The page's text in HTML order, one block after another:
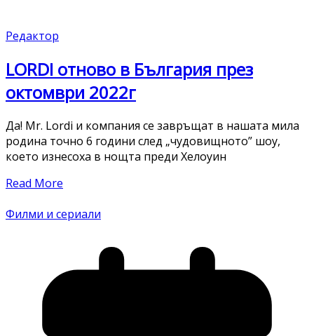
Редактор
LORDI отново в България през
октомври 2022г
Да! Mr. Lordi и компания се завръщат в нашата мила
родина точно 6 години след „чудовищното” шоу,
което изнесоха в нощта преди Хелоуин
Read More
Филми и сериали